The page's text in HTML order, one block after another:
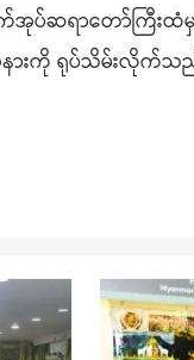
ဆရာတော်ကြီးထံမှ
ားကို ရုပ်သိမ်းလိုက်သ